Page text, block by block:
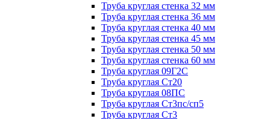
Труба круглая стенка 32 мм
Труба круглая стенка 36 мм
Труба круглая стенка 40 мм
Труба круглая стенка 45 мм
Труба круглая стенка 50 мм
Труба круглая стенка 60 мм
Труба круглая 09Г2С
Труба круглая Ст20
Труба круглая 08ПС
Труба круглая Ст3пс/сп5
Труба круглая Ст3